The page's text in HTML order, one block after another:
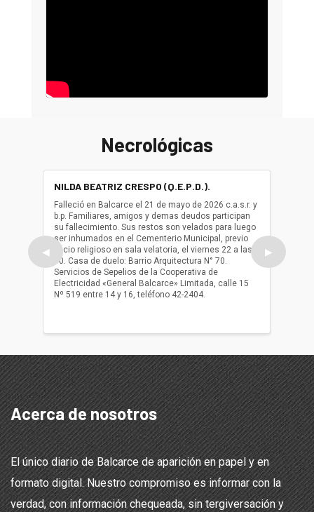
Necrológicas
◀
NILDA BEATRIZ CRESPO (Q.E.P.D.).
Falleció en Balcarce el 21 de mayo de 2026 c.a.s.r. y
b.p. Familiares, amigos y demas deudos participan
su fallecimiento. Sus restos son velados para luego
ser inhumados en el Cementerio Municipal, previo
oficio religioso en sala velatoria, el viernes 22 a las
10. Casa de duelo: Barrio Arquitectura N° 70.
Servicios de Sepelios de la Cooperativa de
Electricidad «General Balcarce» Limitada, calle 15
Nº 519 entre 14 y 16, teléfono 42-2404.
ser
oficio
▶
Acerca de nosotros
El único diario de Balcarce de aparición en papel y en
formato digital. Nuestro compromiso es informar con la
verdad, con información chequeada, sin tergiversación y